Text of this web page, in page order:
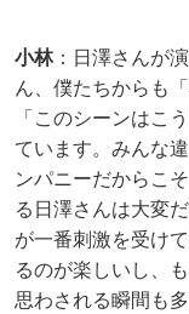
小林：日澤さんが
ん、僕たちからも
「このシーンはこ
ています。みんな
ンパニーだからこ
る日澤さんは大変
が一番刺激を受け
るのが楽しいし、
思わされる瞬間も